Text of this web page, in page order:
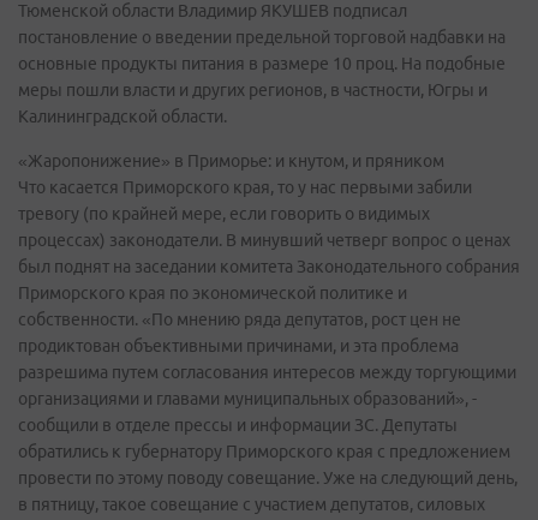
Тюменской области Владимир ЯКУШЕВ подписал
постановление о введении предельной торговой надбавки на
основные продукты питания в размере 10 проц. На подобные
меры пошли власти и других регионов, в частности, Югры и
Калининградской области.
«Жаропонижение» в Приморье: и кнутом, и пряником
Что касается Приморского края, то у нас первыми забили
тревогу (по крайней мере, если говорить о видимых
процессах) законодатели. В минувший четверг вопрос о ценах
был поднят на заседании комитета Законодательного собрания
Приморского края по экономической политике и
собственности. «По мнению ряда депутатов, рост цен не
продиктован объективными причинами, и эта проблема
разрешима путем согласования интересов между торгующими
организациями и главами муниципальных образований», -
сообщили в отделе прессы и информации ЗС. Депутаты
обратились к губернатору Приморского края с предложением
провести по этому поводу совещание. Уже на следующий день,
в пятницу, такое совещание с участием депутатов, силовых